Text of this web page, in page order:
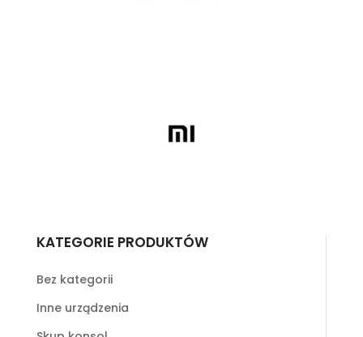
KATEGORIE PRODUKTÓW
Bez kategorii
Inne urządzenia